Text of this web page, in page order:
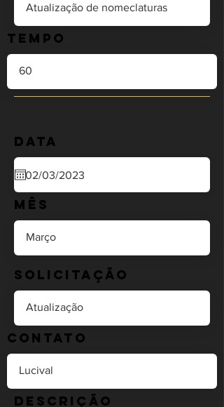
Tempo
Data
Mês
Solicitação
Contato
Descrição